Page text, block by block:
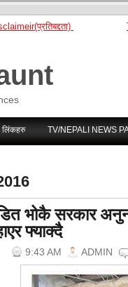
लिंकहरु TV/NEPALI NEWS
भोकै सरकार
फ्याक्दै
9:43 AM ADMIN